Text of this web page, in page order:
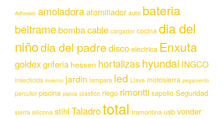
Adhesivo amoladoraatornillador auto bateria
beltramebombacable cargador cocina dia del
niñodia del padrediscoelectrica Enxuta
goldexgriferia hessen hortalizas hyundai INGCO
insecticida invierno jardin lampara led Llave motosierra pegamento
percutor piscina pistola plastico riego rimontti sapolio Seguridad
sierra silicona stihl Taladrototal tramontina usbvonder